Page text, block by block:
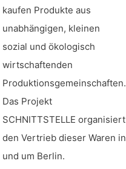
kaufen Produkte aus
unabhängigen, kleinen
sozial und ökologisch
wirtschaftenden
Produktionsgemeinschaften.
Das Projekt
SCHNITTSTELLE organisiert
den Vertrieb dieser Waren in
und um Berlin.